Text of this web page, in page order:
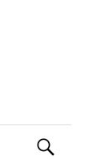
Suchen